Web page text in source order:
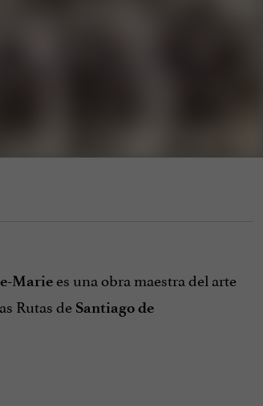
Mariees una obra maestra del arte
Rutas de Santiago de